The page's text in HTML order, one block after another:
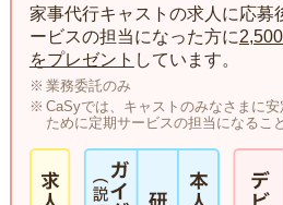
家事代行キャストの求人に応募
ービスの担当になった方に
をプレゼント しています。
業務委託のみ
CaSyでは、キャストのみなさまに
ために定期サービスの担当になるこ